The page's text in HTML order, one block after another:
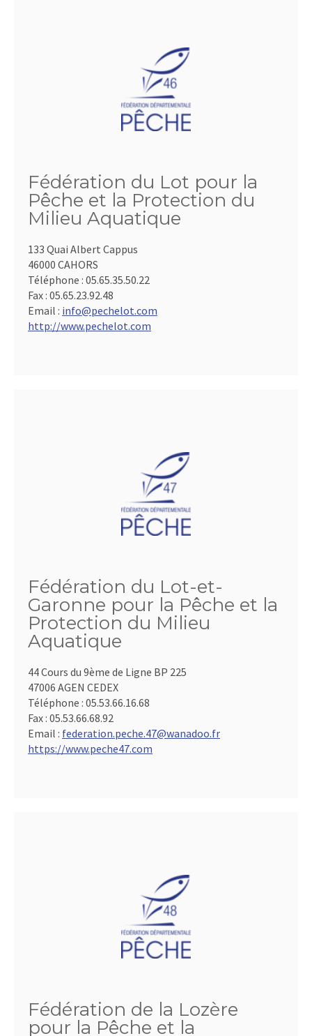
Fédération du Lot pour la
Pêche et la Protection du
Milieu Aquatique
133 Quai Albert Cappus
46000 CAHORS
Téléphone : 05.65.35.50.22
Fax : 05.65.23.92.48
Email : info@pechelot.com
http://www.pechelot.com
Fédération du Lot-et-
Garonne pour la Pêche et la
Protection du Milieu
Aquatique
44 Cours du 9ème de Ligne BP 225
47006 AGEN CEDEX
Téléphone : 05.53.66.16.68
Fax : 05.53.66.68.92
Email : federation.peche.47@wanadoo.fr
https://www.peche47.com
Fédération de la Lozère
pour la Pêche et la